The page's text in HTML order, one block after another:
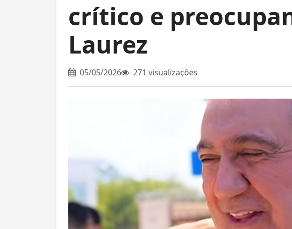
crítico e
Laurez
05/05/2026 271 visualizações